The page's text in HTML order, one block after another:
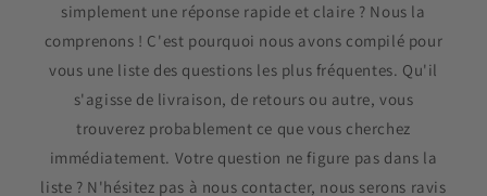
simplement une réponse rapide et claire ? Nous la
comprenons ! C'est pourquoi nous avons compilé pour
vous une liste des questions les plus fréquentes. Qu'il
s'agisse de livraison, de retours ou autre, vous
trouverez probablement ce que vous cherchez
immédiatement. Votre question ne figure pas dans la
liste ? N'hésitez pas à nous contacter, nous serons ravis